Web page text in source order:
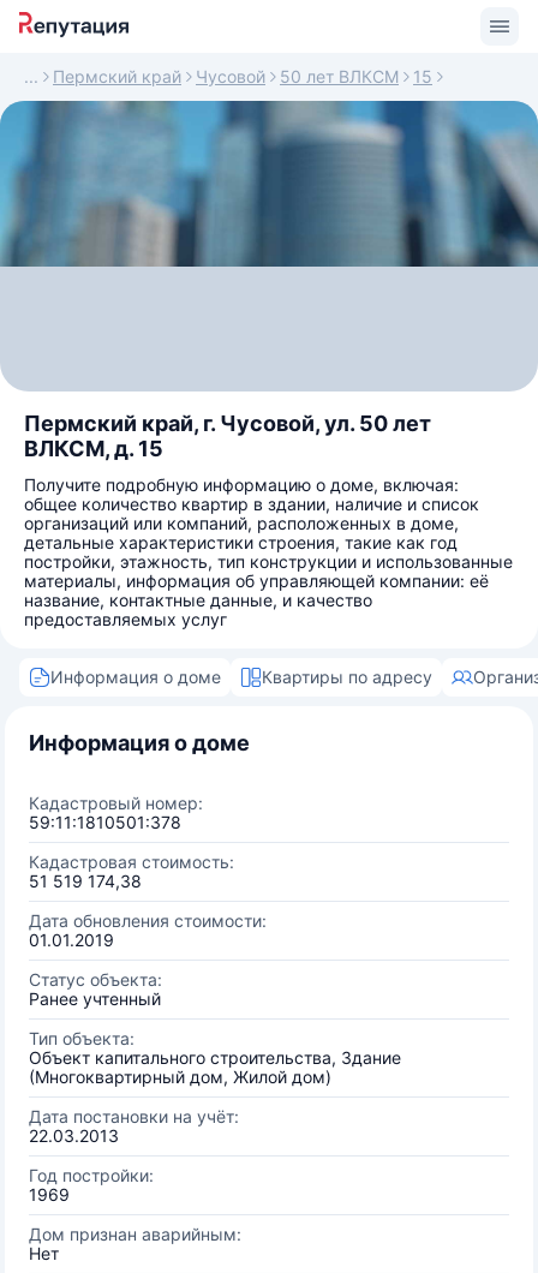
Пермский край Чусовой 50 лет ВЛКСМ 15
Пермский край, г. Чусовой, ул. 50 лет
ВЛКСМ, д. 15
Получите подробную информацию о доме, включая:
общее количество квартир в здании, наличие и список
организаций или компаний, расположенных в доме,
детальные характеристики строения, такие как год
постройки, этажность, тип конструкции и использованные
материалы, информация об управляющей компании: её
название, контактные данные, и качество
предоставляемых услуг
Информация о доме Квартиры по адресу
Информация о доме
Кадастровый номер:
59:11:1810501:378
Кадастровая стоимость:
51 519 174,38
Дата обновления стоимости:
01.01.2019
Статус объекта:
Ранее учтенный
Тип объекта:
Объект капитального строительства, Здание
(Многоквартирный дом, Жилой дом)
Дата постановки на учёт:
22.03.2013
Год постройки:
1969
Дом признан аварийным:
Нет